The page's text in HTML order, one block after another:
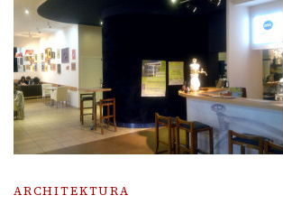
ARCHITEKTURA